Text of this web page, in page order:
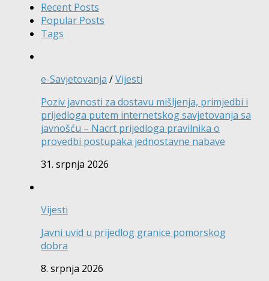
Recent Posts
Popular Posts
Tags
e-Savjetovanja /Vijesti
Poziv javnosti za dostavu mišljenja, primjedbi i
prijedloga putem internetskog savjetovanja sa
javnošću – Nacrt prijedloga pravilnika o
provedbi postupaka jednostavne nabave
31. srpnja 2026
Vijesti
Javni uvid u prijedlog granice pomorskog
dobra
8. srpnja 2026